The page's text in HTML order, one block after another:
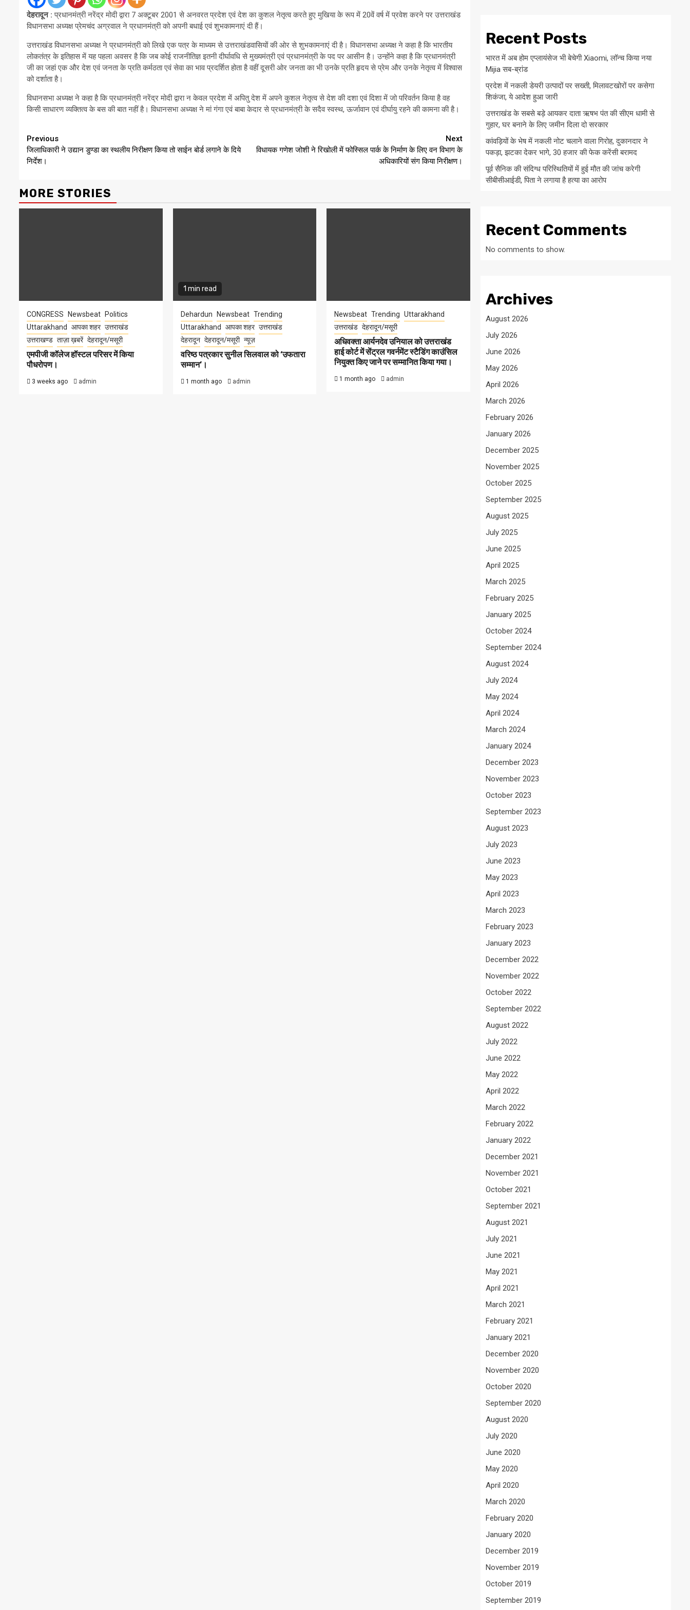
देहरादून : प्रधानमंत्री नरेंद्र मोदी द्वारा 7 अक्टूबर 2001 से अनवरत प्रदेश एवं देश का कुशल नेतृत्व करते हुए मुखिया के रूप में 20वें वर्ष में प्रवेश करने पर उत्तराखंड
विधानसभा अध्यक्ष प्रेमचंद अग्रवाल ने प्रधानमंत्री को अपनी बधाई एवं शुभकामनाएं दी हैं।
उत्तराखंड विधानसभा अध्यक्ष ने प्रधानमंत्री को लिखे एक पत्र के माध्यम से उत्तराखंडवासियों की ओर से शुभकामनाएं दी है। विधानसभा अध्यक्ष ने कहा है कि भारतीय
लोकतंत्र के इतिहास में यह पहला अवसर है कि जब कोई राजनीतिज्ञ इतनी दीर्घावधि से मुख्यमंत्री एवं प्रधानमंत्री के पद पर आसीन है। उन्होंने कहा है कि प्रधानमंत्री
जी का जहां एक और देश एवं जनता के प्रति कर्मठता एवं सेवा का भाव प्रदर्शित होता है वहीं दूसरी ओर जनता का भी उनके प्रति हृदय से प्रेम और उनके नेतृत्व में विश्वास
को दर्शाता है।
विधानसभा अध्यक्ष ने कहा है कि प्रधानमंत्री नरेंद्र मोदी द्वारा न केवल प्रदेश में अपितु देश में अपने कुशल नेतृत्व से देश की दशा एवं दिशा में जो परिवर्तन किया है वह
किसी साधारण व्यक्तित्व के बस की बात नहीं है। विधानसभा अध्यक्ष ने मां गंगा एवं बाबा केदार से प्रधानमंत्री के सदैव स्वस्थ, ऊर्जावान एवं दीर्घायु रहने की कामना की है।
Continue
Reading
Previous
जिलाधिकारी ने उद्यान डुण्डा का स्थलीय निरीक्षण किया तो साईन बोर्ड लगाने के दिये
निर्देश।
Next
विधायक गणेश जोशी ने रिखोली में फोस्सिल पार्क के निर्माण के लिए वन विभाग के
अधिकारियों संग किया निरीक्षण।
MORE STORIES
CONGRESS Newsbeat
Politics
Uttarakhand
आपका शहर उत्तराखंड
उत्तराखण्ड ताज़ा ख़बरें देहरादून/मसूरी
एमपीजी कॉलेज हॉस्टल परिसर में किया
पौधरोपण।
3 weeks ago admin
1 min read
Dehardun Newsbeat Trending
Uttarakhand
आपका शहर उत्तराखंड
देहरादून देहरादून/मसूरी न्यूज़
वरिष्ठ पत्रकार सुनील सिलवाल को ‘उफतारा
सम्मान’।
1 month ago admin
Newsbeat Trending Uttarakhand
उत्तराखंड देहरादून/मसूरी
अधिवक्ता आर्यनदेव उनियाल को उत्तराखंड
हाई कोर्ट में सेंट्रल गवर्नमेंट स्टैडिंग काउंसिल
नियुक्त किए जाने पर सम्मानित किया गया।
1 month ago admin
Recent Posts
भारत में अब होम एप्लायंसेज भी बेचेगी Xiaomi, लॉन्च किया नया
Mijia सब-ब्रांड
प्रदेश में नकली डेयरी उत्पादों पर सख्ती, मिलावटखोरों पर कसेगा
शिकंजा, ये आदेश हुआ जारी
उत्तराखंड के सबसे बड़े आयकर दाता ऋषभ पंत की सीएम धामी से
गुहार, घर बनाने के लिए जमीन दिला दो सरकार
कांवड़ियों के भेष में नकली नोट चलाने वाला गिरोह, दुकानदार ने
पकड़ा, झटका देकर भागे, 30 हजार की फेक करेंसी बरामद
पूर्व सैनिक की संदिग्ध परिस्थितियों में हुई मौत की जांच करेगी
सीबीसीआईडी, पिता ने लगाया है हत्या का आरोप
Recent Comments
No comments to show.
Archives
August 2026
July 2026
June 2026
May 2026
April 2026
March 2026
February 2026
January 2026
December 2025
November 2025
October 2025
September 2025
August 2025
July 2025
June 2025
April 2025
March 2025
February 2025
January 2025
October 2024
September 2024
August 2024
July 2024
May 2024
April 2024
March 2024
January 2024
December 2023
November 2023
October 2023
September 2023
August 2023
July 2023
June 2023
May 2023
April 2023
March 2023
February 2023
January 2023
December 2022
November 2022
October 2022
September 2022
August 2022
July 2022
June 2022
May 2022
April 2022
March 2022
February 2022
January 2022
December 2021
November 2021
October 2021
September 2021
August 2021
July 2021
June 2021
May 2021
April 2021
March 2021
February 2021
January 2021
December 2020
November 2020
October 2020
September 2020
August 2020
July 2020
June 2020
May 2020
April 2020
March 2020
February 2020
January 2020
December 2019
November 2019
October 2019
September 2019